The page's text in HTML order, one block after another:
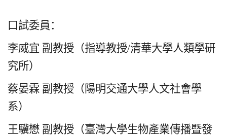
口試委員：
李威宜 副教授（指導教授/清華大學人類學研
究所）
蔡晏霖 副教授（陽明交通大學人文社會學
系）
王驥懋 副教授（臺灣大學生物產業傳播暨發